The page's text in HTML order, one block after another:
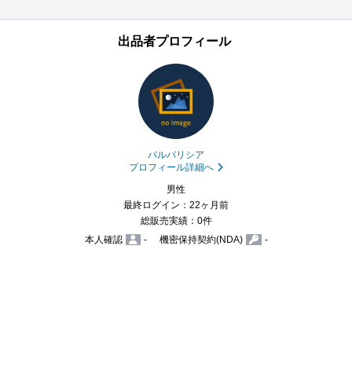
出品者プロフィール
バルバリシア
プロフィール詳細へ
男性
最終ログイン：22ヶ月前
総販売実績：0件
本人確認
- 機密保持契約(NDA) -